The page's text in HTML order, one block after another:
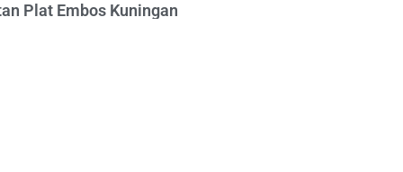
Plat Embos Kuningan